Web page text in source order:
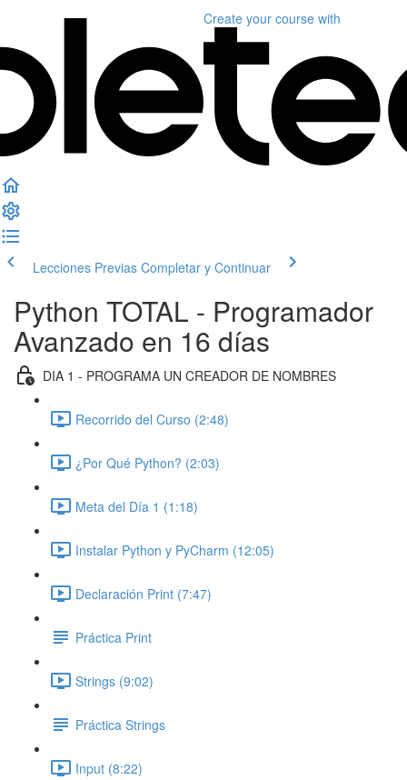
Create your course with
Lecciones Previas Completar y Continuar
Python TOTAL - Programador
Avanzado en 16 días
DIA 1 - PROGRAMA UN CREADOR DE NOMBRES
Recorrido del Curso (2:48)
¿Por Qué Python? (2:03)
Meta del Día 1 (1:18)
Instalar Python y PyCharm (12:05)
Declaración Print (7:47)
Práctica Print
Strings (9:02)
Práctica Strings
Input (8:22)